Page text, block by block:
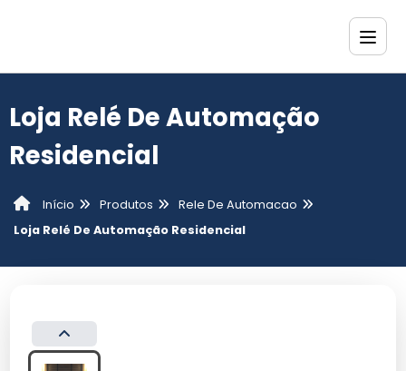
Loja Relé De Automação
Residencial
Início Produtos
Rele De Automacao
Loja Relé De Automação Residencial